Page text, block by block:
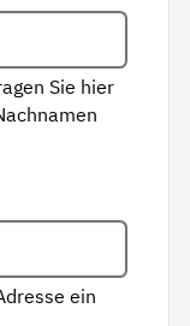
Sie hier
ein